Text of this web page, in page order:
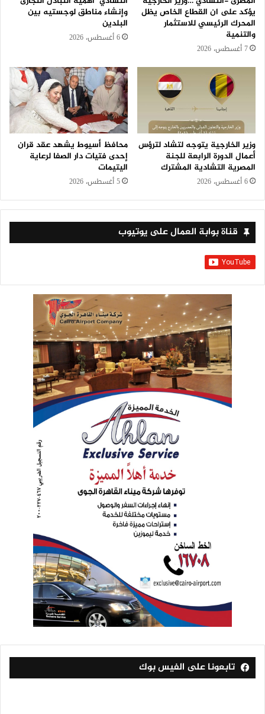
يؤكد على ان القطاع الخاص يظل
المحرك الرئيسي للاستثمار
والتنمية
7 أغسطس، 2026
وإنشاء مناطق لوجستيه بين
البلدين
6 أغسطس، 2026
وزير الخارجية يتوجه لتشاد لترؤس
أعمال الدورة الرابعة للجنة
المصرية التشادية المشترك
6 أغسطس، 2026
محافظ أسيوط يشهد عقد قران
إحدى فتيات دار الصفا لرعاية
اليتيمات
5 أغسطس، 2026
قناة بوابة العمال على يوتيوب
تابعونا على الفيس بوك